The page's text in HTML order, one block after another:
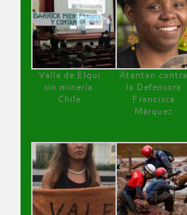
Valle de Elqui
sin minería.
Chile
Atentan contra
la Defensora
Francisca
Márquez